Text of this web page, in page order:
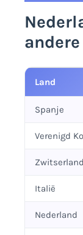
Land
Spanje
Verenigd
Zwitserland
Italië
Nederland